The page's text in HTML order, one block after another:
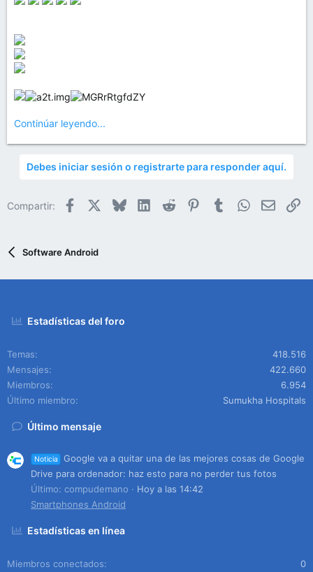
Continúar leyendo...
Debes iniciar sesión o registrarte para responder aquí.
Compartir: Facebook BlueskyLinkedIn
Reddit PinterestTumblrWhatsApp
Email
Software Android
Estadísticas del foro
Temas
418.516
Mensajes
422.660
Miembros
6.954
Último miembro
Sumukha Hospitals
Último mensaje
Noticia
Google va a quitar una de las mejores cosas de Google
Drive para ordenador: haz esto para no perder tus fotos
Último: compudemano
Hoy a las 14:42
Smartphones Android
Estadísticas en línea
Miembros conectados 0